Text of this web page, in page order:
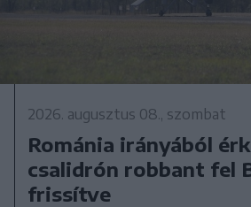
2026. augusztus 08., szombat
Románia irányából
csalidrón robbant fel
frissítve